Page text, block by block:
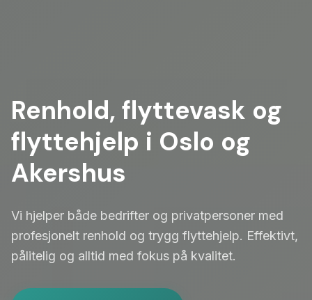
Renhold, flyttevask og
flyttehjelp i Oslo og
Akershus
Vi hjelper både bedrifter og privatpersoner med
profesjonelt renhold og trygg flyttehjelp. Effektivt,
pålitelig og alltid med fokus på kvalitet.